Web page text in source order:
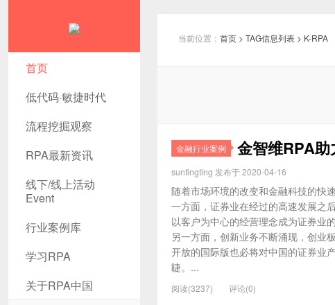
首页
低代码·敏捷时代
流程挖掘观察
RPA最新资讯
线下/线上活动
Event
行业案例库
学习RPA
关于RPA中国
当前位置： 首页 > TAG信息列表 > K-RPA
金融行业案例 金智维RPA
suntingting 发布于 2020-04-16
随着市场环境的改变和金融科技的快
一方面，证券业在经过的高速发展之
以客户为中心的经营理念成为证券业的
另一方面，创新业务不断涌现，创业
开放的国际版也必将对中国的证券业
睫。...
阅读(3237) 评论(0)